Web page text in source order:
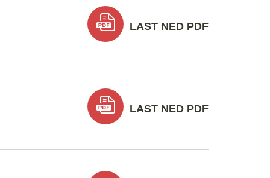
LAST NED PDF
LAST NED PDF